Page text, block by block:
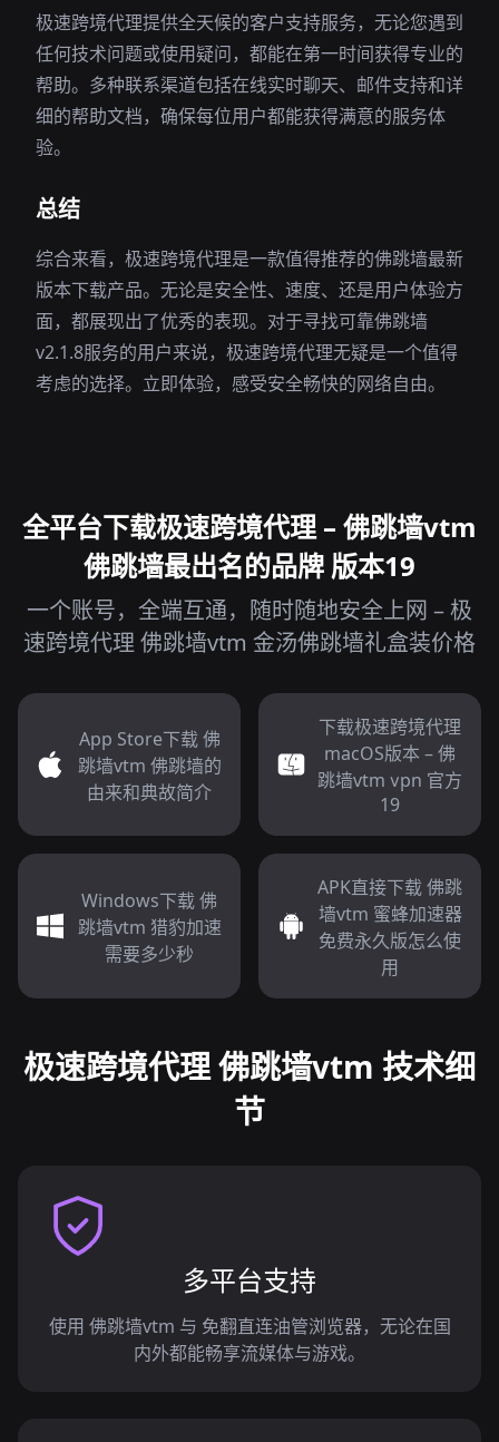
极速跨境代理提供全天候的客户支持服务，无论您遇到
任何技术问题或使用疑问，都能在第一时间获得专业的
帮助。多种联系渠道包括在线实时聊天、邮件支持和详
细的帮助文档，确保每位用户都能获得满意的服务体
验。
总结
综合来看，极速跨境代理是一款值得推荐的佛跳墙最新
版本下载产品。无论是安全性、速度、还是用户体验方
面，都展现出了优秀的表现。对于寻找可靠佛跳墙
v2.1.8服务的用户来说，极速跨境代理无疑是一个值得
考虑的选择。立即体验，感受安全畅快的网络自由。
全平台下载极速跨境代理 – 佛跳墙vtm
佛跳墙最出名的品牌 版本19
一个账号，全端互通，随时随地安全上网 – 极
速跨境代理 佛跳墙vtm 金汤佛跳墙礼盒装价格
App Store下载 佛
跳墙vtm 佛跳墙的
由来和典故简介
下载极速跨境代理
macOS版本 – 佛
跳墙vtm ⅴpn 官方
19
Windows下载 佛
跳墙vtm 猎豹加速
需要多少秒
APK直接下载 佛跳
墙vtm 蜜蜂加速器
免费永久版怎么使
用
极速跨境代理 佛跳墙vtm 技术细
节
多平台支持
使用 佛跳墙vtm 与 免翻直连油管浏览器，无论在国
内外都能畅享流媒体与游戏。